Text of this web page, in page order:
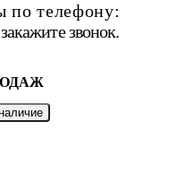
по телефону:
закажите звонок.